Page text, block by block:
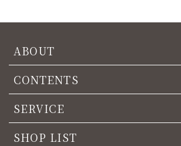
ABOUT
CONTENTS
SERVICE
SHOP LIST